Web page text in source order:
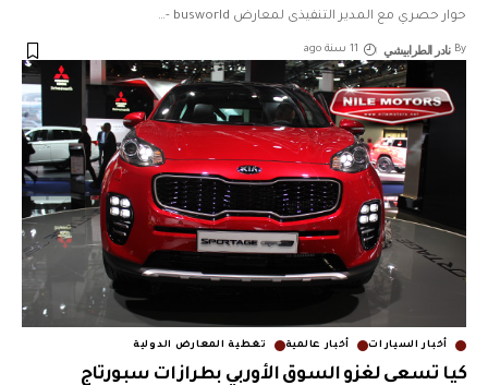
حوار حصري مع المدير التنفيذى لمعارض busworld - …
By نادر الطرابيشي 11 سنة ago
أخبار السيارات أخبار عالمية تغطية المعارض الدولية
كيا تسعى لغزو السوق الأوربي بطرازات سبورتاج